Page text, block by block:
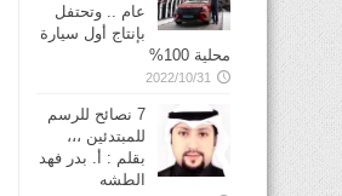
عام .. وتحتفل
بإنتاج أول سيارة
محلية 100%
2022/10/31
7 نصائح للرسم
للمبتدئين ،،،
بقلم : أ. بدر فهد
الطشه